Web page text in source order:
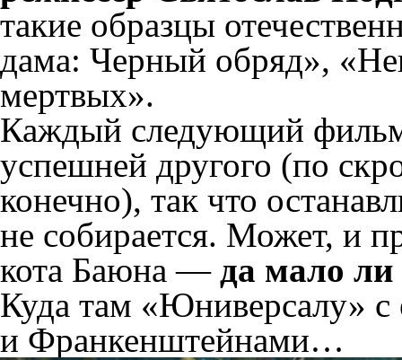
такие образцы
дама: Черный обряд»,
мертвых».
Каждый следующий
успешней другого (по
конечно), так что
не собирается. Может, и
кота Баюна — да мало ли
Куда там «Юниверсалу»
и Франкенштейнами…